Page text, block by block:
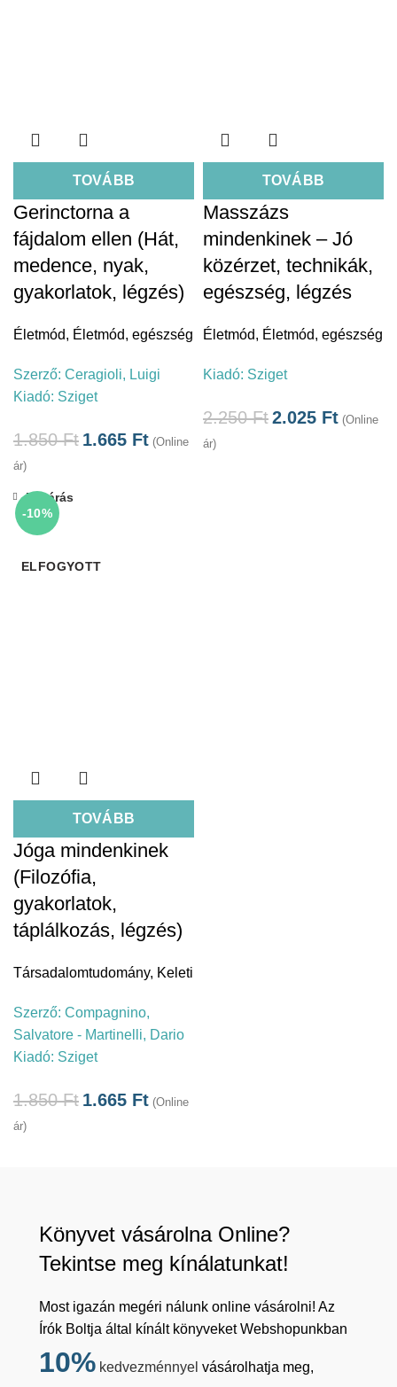
TOVÁBB
Gerinctorna a
fájdalom ellen (Hát,
medence, nyak,
gyakorlatok, légzés)
Életmód, Életmód, egészség
Szerző: Ceragioli, Luigi
Kiadó: Sziget
1.850Ft 1.665 Ft (Online
ár)
TOVÁBB
Masszázs
mindenkinek – Jó
közérzet, technikák,
egészség, légzés
Életmód, Életmód, egészség
Kiadó: Sziget
2.250Ft2.025 Ft (Online
ár)
-10%
ELFOGYOTT
TOVÁBB
Bezárás
Jóga mindenkinek
(Filozófia,
gyakorlatok,
táplálkozás, légzés)
Társadalomtudomány, Keleti
Szerző: Compagnino,
Salvatore - Martinelli, Dario
Kiadó: Sziget
1.850Ft 1.665 Ft (Online
ár)
Könyvet vásárolna Online?
Tekintse meg kínálatunkat!
Most igazán megéri nálunk online vásárolni! Az
Írók Boltja által kínált könyveket Webshopunkban
10% kedvezménnyel vásárolhatja meg,